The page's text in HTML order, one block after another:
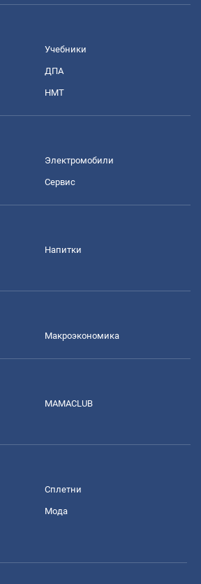
Учебники
ДПА
НМТ
Электромобили
Сервис
Напитки
Mакроэкономика
MAMACLUB
Сплетни
Мода